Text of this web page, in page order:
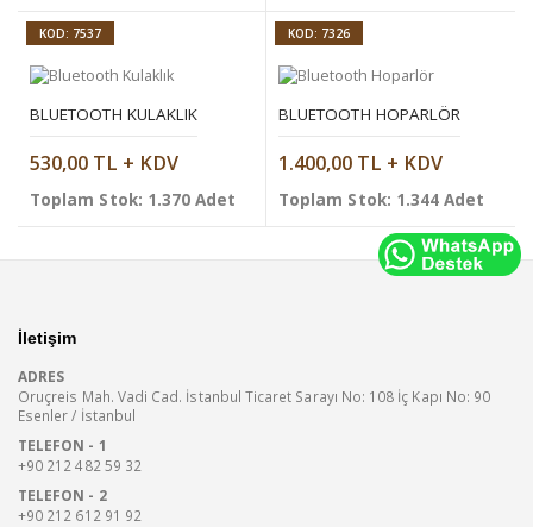
KOD: 7537
BLUETOOTH KULAKLIK
530,00 TL + KDV
Toplam Stok: 1.370 Adet
KOD: 7326
BLUETOOTH HOPARLÖR
1.400,00 TL + KDV
Toplam Stok: 1.344 Adet
İletişim
ADRES
Oruçreis Mah. Vadi Cad. İstanbul Ticaret Sarayı No: 108 İç Kapı No: 90
Esenler / İstanbul
TELEFON - 1
+90 212 482 59 32
TELEFON - 2
+90 212 612 91 92